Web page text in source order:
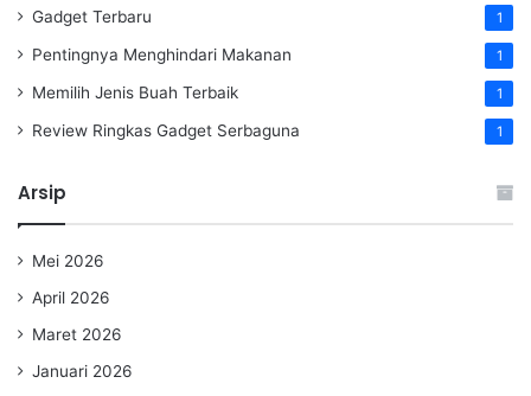
Gadget Terbaru 1
Pentingnya Menghindari Makanan 1
Memilih Jenis Buah Terbaik 1
Review Ringkas Gadget Serbaguna 1
Arsip
Mei 2026
April 2026
Maret 2026
Januari 2026